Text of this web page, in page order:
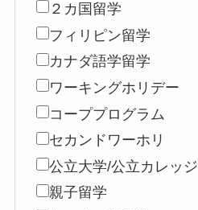
２カ国留学
フィリピン留学
カナダ語学留学
ワーキングホリデー
コーププログラム
セカンドワーホリ
公立大学/公立カレッジ
親子留学